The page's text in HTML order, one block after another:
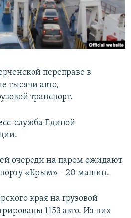
переправе в
тысячи авто,
транспорт.
служба Единой
очереди на паром ожидают
порту «Крым» – 20 машин.
края на грузовой
1153 авто. Из них